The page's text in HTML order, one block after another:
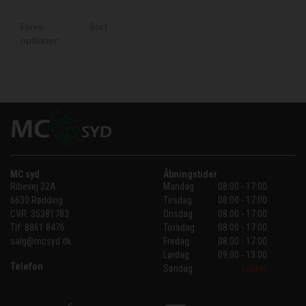
MC syd
Ribevej 32A
6630 Rødding
CVR: 35381783
Tlf. 8861 8476
salg@mcsyd.dk
Telefon
Åbningstider
Mandag
08:00 - 17:00
Tirsdag
08:00 - 17:00
Onsdag
08:00 - 17:00
Torsdag
08:00 - 17:00
Fredag
08:00 - 17:00
Lørdag
09:00 - 13:00
Søndag
Lukket